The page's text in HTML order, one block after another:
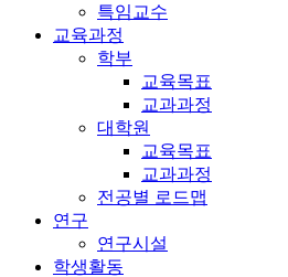
특임교수
교육과정
학부
교육목표
교과과정
대학원
교육목표
교과과정
전공별 로드맵
연구
연구시설
학생활동